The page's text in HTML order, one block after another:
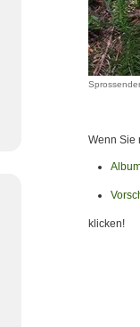
Wenn Sie
klicken!